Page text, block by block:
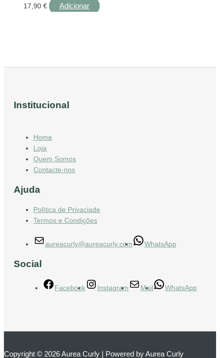
17,90 € Adicionar
Institucional
Home
Loja
Quem Somos
Contacte-nos
Ajuda
Política de Privaciade
Termos e Condições
aureacurly@aureacurly.com WhatsApp
Social
Facebook Instagram Mail WhatsApp
Copyright © 2026 Aurea Curly | Powered by Aurea Curly